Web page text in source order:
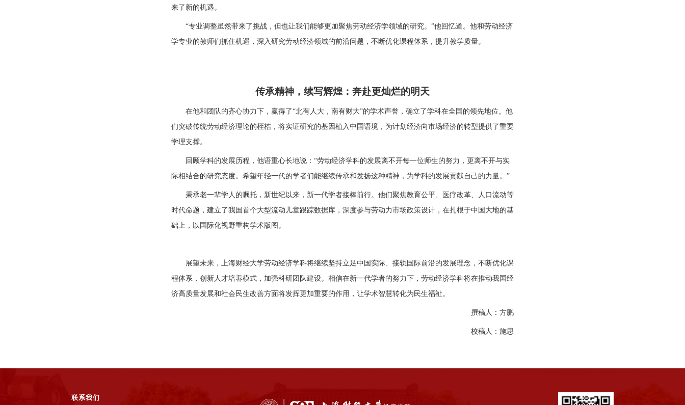
来了新的机遇。
“专业调整虽然带来了挑战，但也让我们能够更加聚焦劳动经济学领域的研究。”他回忆道。他和劳动经济
学专业的教师们抓住机遇，深入研究劳动经济领域的前沿问题，不断优化课程体系，提升教学质量。
传承精神，续写辉煌：奔赴更灿烂的明天
在他和团队的齐心协力下，赢得了“北有人大，南有财大”的学术声誉，确立了学科在全国的领先地位。他
们突破传统劳动经济理论的桎梏，将实证研究的基因植入中国语境，为计划经济向市场经济的转型提供了重要
学理支撑。
回顾学科的发展历程，他语重心长地说：“劳动经济学科的发展离不开每一位师生的努力，更离不开与实
际相结合的研究态度。希望年轻一代的学者们能继续传承和发扬这种精神，为学科的发展贡献自己的力量。”
秉承老一辈学人的嘱托，新世纪以来，新一代学者接棒前行。他们聚焦教育公平、医疗改革、人口流动等
时代命题，建立了我国首个大型流动儿童跟踪数据库，深度参与劳动力市场政策设计，在扎根于中国大地的基
础上，以国际化视野重构学术版图。
展望未来，上海财经大学劳动经济学科将继续坚持立足中国实际、接轨国际前沿的发展理念，不断优化课
程体系，创新人才培养模式，加强科研团队建设。相信在新一代学者的努力下，劳动经济学科将在推动我国经
济高质量发展和社会民生改善方面将发挥更加重要的作用，让学术智慧转化为民生福祉。
撰稿人：方鹏
校稿人：施思
联系我们